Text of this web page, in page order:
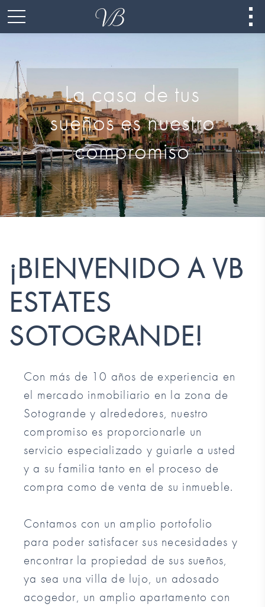
La casa de tus
sueños es nuestro
compromiso
¡BIENVENIDO A VB
ESTATES
SOTOGRANDE!
Con más de 10 años de experiencia en
el mercado inmobiliario en la zona de
Sotogrande y alrededores, nuestro
compromiso es proporcionarle un
servicio especializado y guiarle a usted
y a su familia tanto en el proceso de
compra como de venta de su inmueble.
Contamos con un amplio portofolio
para poder satisfacer sus necesidades y
encontrar la propiedad de sus sueños,
ya sea una villa de lujo, un adosado
acogedor, un amplio apartamento con